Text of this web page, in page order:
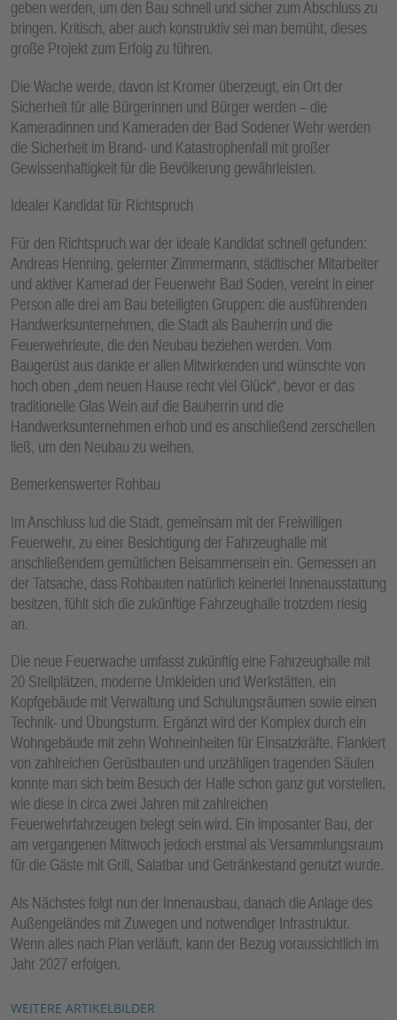
geben werden, um den Bau schnell und sicher zum Abschluss zu
bringen. Kritisch, aber auch konstruktiv sei man bemüht, dieses
große Projekt zum Erfolg zu führen.
Die Wache werde, davon ist Kromer überzeugt, ein Ort der
Sicherheit für alle Bürgerinnen und Bürger werden – die
Kameradinnen und Kameraden der Bad Sodener Wehr werden
die Sicherheit im Brand- und Katastrophenfall mit großer
Gewissenhaftigkeit für die Bevölkerung gewährleisten.
Idealer Kandidat für Richtspruch
Für den Richtspruch war der ideale Kandidat schnell gefunden:
Andreas Henning, gelernter Zimmermann, städtischer Mitarbeiter
und aktiver Kamerad der Feuerwehr Bad Soden, vereint in einer
Person alle drei am Bau beteiligten Gruppen: die ausführenden
Handwerksunternehmen, die Stadt als Bauherrin und die
Feuerwehrleute, die den Neubau beziehen werden. Vom
Baugerüst aus dankte er allen Mitwirkenden und wünschte von
hoch oben „dem neuen Hause recht viel Glück“, bevor er das
traditionelle Glas Wein auf die Bauherrin und die
Handwerksunternehmen erhob und es anschließend zerschellen
ließ, um den Neubau zu weihen.
Bemerkenswerter Rohbau
Im Anschluss lud die Stadt, gemeinsam mit der Freiwilligen
Feuerwehr, zu einer Besichtigung der Fahrzeughalle mit
anschließendem gemütlichen Beisammensein ein. Gemessen an
der Tatsache, dass Rohbauten natürlich keinerlei Innenausstattung
besitzen, fühlt sich die zukünftige Fahrzeughalle trotzdem riesig
an.
Die neue Feuerwache umfasst zukünftig eine Fahrzeughalle mit
20 Stellplätzen, moderne Umkleiden und Werkstätten, ein
Kopfgebäude mit Verwaltung und Schulungsräumen sowie einen
Technik- und Übungsturm. Ergänzt wird der Komplex durch ein
Wohngebäude mit zehn Wohneinheiten für Einsatzkräfte. Flankiert
von zahlreichen Gerüstbauten und unzähligen tragenden Säulen
konnte man sich beim Besuch der Halle schon ganz gut vorstellen,
wie diese in circa zwei Jahren mit zahlreichen
Feuerwehrfahrzeugen belegt sein wird. Ein imposanter Bau, der
am vergangenen Mittwoch jedoch erstmal als Versammlungsraum
für die Gäste mit Grill, Salatbar und Getränkestand genutzt wurde.
Als Nächstes folgt nun der Innenausbau, danach die Anlage des
Außengeländes mit Zuwegen und notwendiger Infrastruktur.
Wenn alles nach Plan verläuft, kann der Bezug voraussichtlich im
Jahr 2027 erfolgen.
WEITERE ARTIKELBILDER